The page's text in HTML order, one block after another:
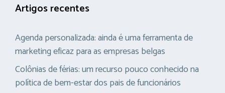
Artigos recentes
Agenda personalizada: ainda é uma ferramenta de
marketing eficaz para as empresas belgas
Colônias de férias: um recurso pouco conhecido na
política de bem-estar dos pais de funcionários